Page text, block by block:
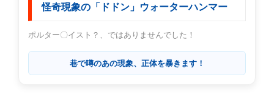
怪奇現象の「ドドン」ウォーターハンマー
ポルター〇イスト？、ではありませんでした！
巷で噂のあの現象、正体を暴きます！